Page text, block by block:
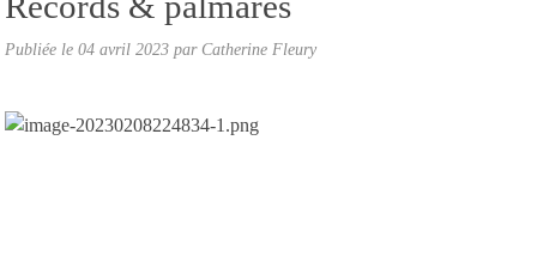
Publiée le 04 avril 2023 par Catherine Fleury